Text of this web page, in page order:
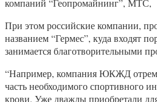
компаний “Геопромайнинг”, МТС,
При этом российские компании,
названием “Гермес”, куда входят
занимается благотворительными
“Например, компания ЮКЖД
часть необходимого спортивного
крови. Уже дважды приобретали